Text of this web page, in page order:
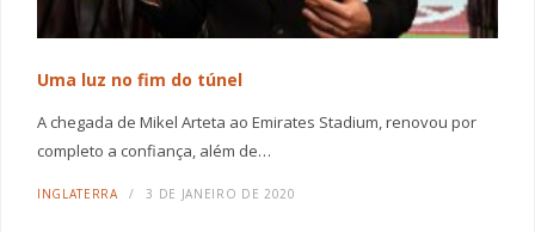
Uma luz no fim do túnel
A chegada de Mikel Arteta ao Emirates Stadium, renovou por
completo a confiança, além de…
INGLATERRA 3 DE JANEIRO DE 2020